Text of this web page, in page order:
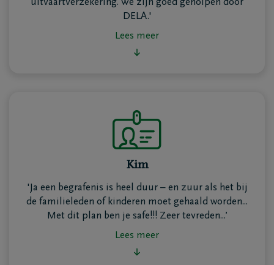
uitvaartverzekering. We zijn goed geholpen door
DELA.'
partner, kinderen of andere dierbaren.
Gebruik je het verzekerd bedrag eerst om de uitvaart
te betalen? Weet dan dat als er daarna nog een saldo
Lees meer
Kim
'Ja een begrafenis is heel duur – en zuur als het bij
de familieleden of kinderen moet gehaald worden...
Met dit plan ben je safe!!! Zeer tevreden...’
Met hetDELA Uitvaartzorgplanben je verzekerd
voor een bedrag naar keuze dat kan gebruikt worden
om je uitvaart te betalen. Zo voorkom je dat je
verzekerd bedrag kan bijvoorbeeld de kist, de
Lees meer